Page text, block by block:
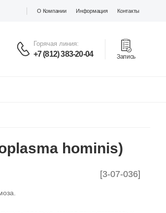
О Компании Информация Контакты
Горячая линия:
+7 (812) 383-20-04 Запись
hominis)
[3-07-036]